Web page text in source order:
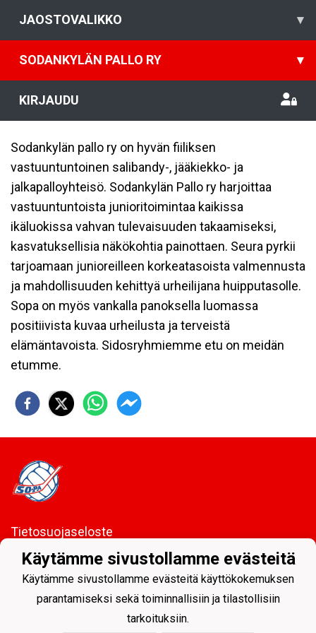
JAOSTOVALIKKO ▾
SODANKYLÄN PALLO RY ▾
KIRJAUDU
Sodankylän pallo ry on hyvän fiiliksen
vastuuntuntoinen salibandy-, jääkiekko- ja
jalkapalloyhteisö. Sodankylän Pallo ry harjoittaa
vastuuntuntoista junioritoimintaa kaikissa
ikäluokissa vahvan tulevaisuuden takaamiseksi,
kasvatuksellisia näkökohtia painottaen. Seura pyrkii
tarjoamaan junioreilleen korkeatasoista valmennusta
ja mahdollisuuden kehittyä urheilijana huipputasolle.
Sopa on myös vankalla panoksella luomassa
positiivista kuvaa urheilusta ja terveistä
elämäntavoista. Sidosryhmiemme etu on meidän
etumme.
Tietosuojaseloste
Sodankylän Pallo ry - Nuorissa on tulevaisuus
Käytämme sivustollamme evästeitä
Käytämme sivustollamme evästeitä käyttökokemuksen
parantamiseksi sekä toiminnallisiin ja tilastollisiin
tarkoituksiin.